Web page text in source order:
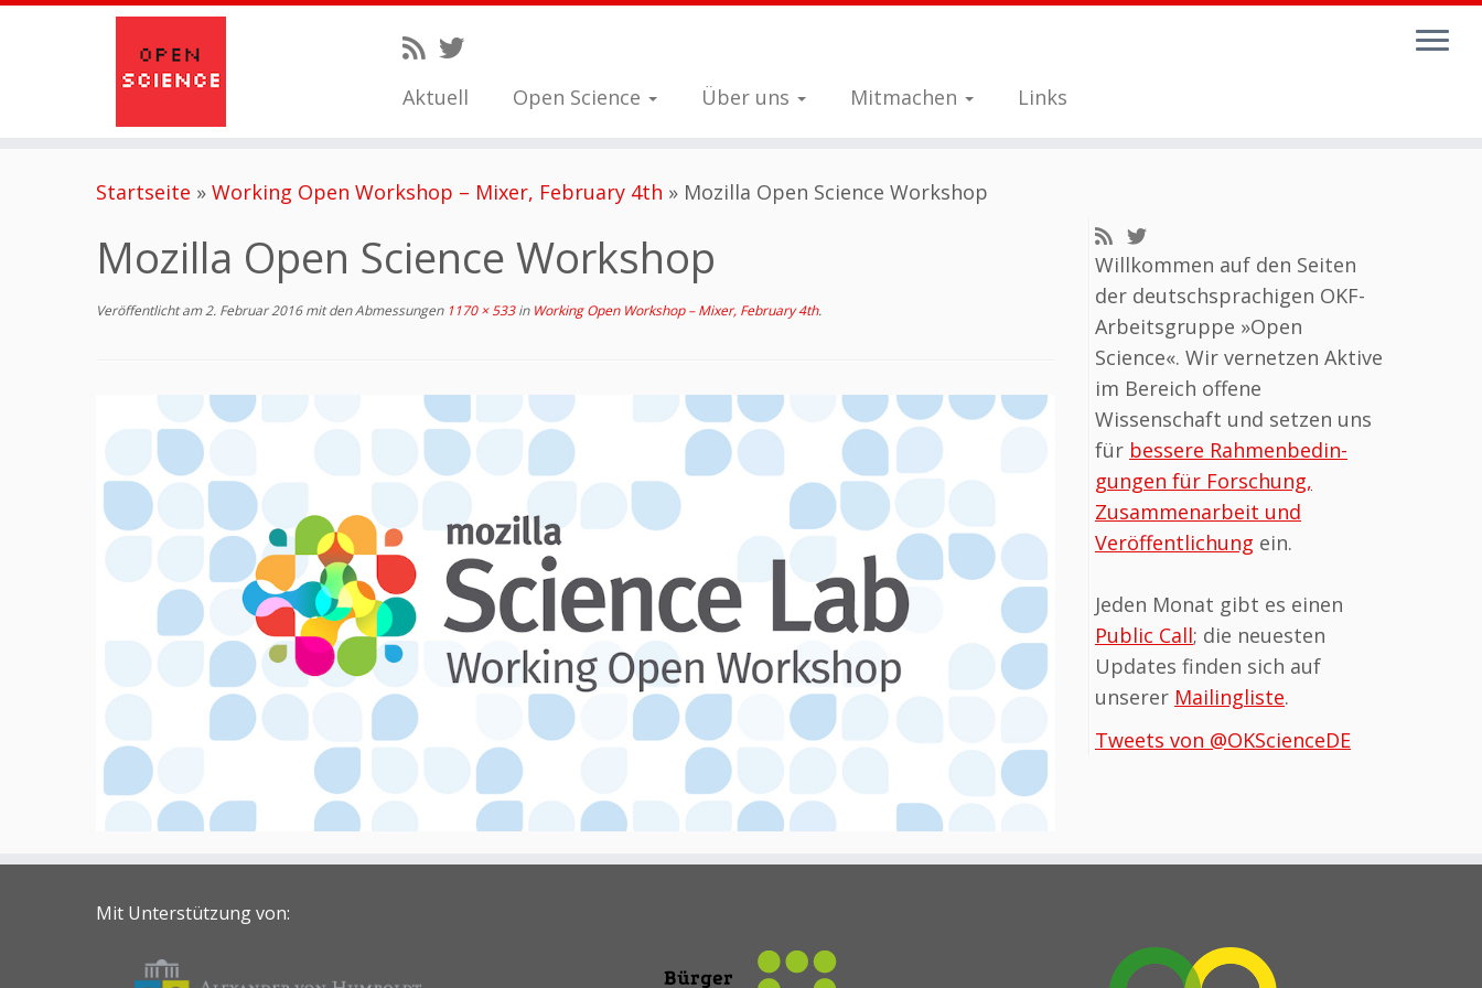
Aktuell Open Science Über uns Mitmachen Links
Startseite » Working Open Workshop – Mixer, February 4th » Mozilla Open Science Workshop
Mozilla Open Science Workshop
Veröffentlicht am2. Februar 2016mit den Abmessungen1170 × 533inWorking Open Workshop – Mixer, February 4th.
Willkommen auf den Seiten
der deutschsprachigen OKF-
Arbeits­gruppe »Open
Science«. Wir vernetzen Aktive
im Bereich offene
Wissenschaft und setzen uns
für bessere Rahmen­be­din­
gungen für Forschung,
Zusammen­arbeit und
Veröffentlichung ein.
Jeden Monat gibt es einen
Public Call; die neuesten
Updates finden sich auf
unserer Mailingliste.
Tweets von @OKScienceDE
Mit Unterstützung von: